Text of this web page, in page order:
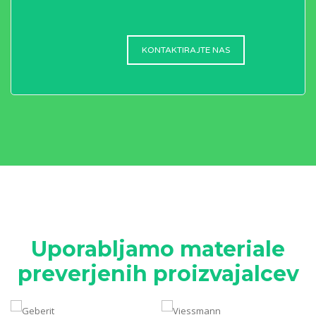
KONTAKTIRAJTE NAS
Uporabljamo materiale
preverjenih proizvajalcev